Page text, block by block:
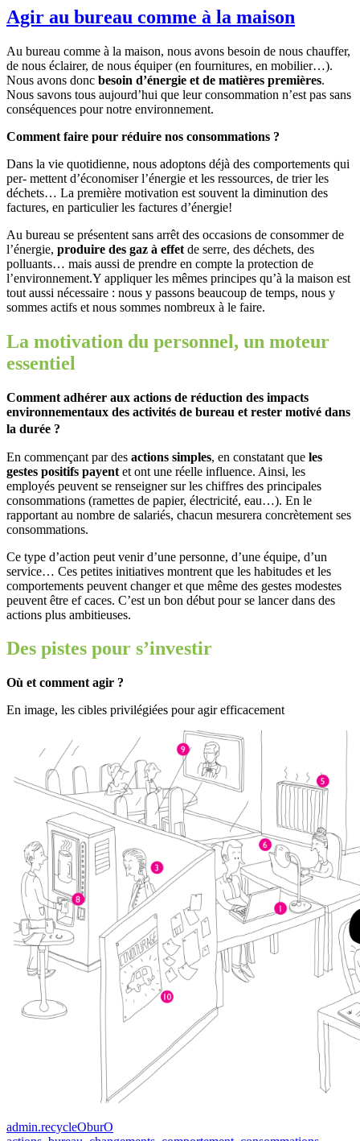
Agir au bureau comme à la maison
Au bureau comme à la maison, nous avons besoin de nous chauffer,
de nous éclairer, de nous équiper (en fournitures, en mobilier…).
Nous avons donc besoin d’énergie et de matières premières.
Nous savons tous aujourd’hui que leur consommation n’est pas sans
conséquences pour notre environnement.
Comment faire pour réduire nos consommations ?
Dans la vie quotidienne, nous adoptons déjà des comportements qui
per- mettent d’économiser l’énergie et les ressources, de trier les
déchets… La première motivation est souvent la diminution des
factures, en particulier les factures d’énergie!
Au bureau se présentent sans arrêt des occasions de consommer de
l’énergie, produire des gaz à effet de serre, des déchets, des
polluants… mais aussi de prendre en compte la protection de
l’environnement.Y appliquer les mêmes principes qu’à la maison est
tout aussi nécessaire : nous y passons beaucoup de temps, nous y
sommes actifs et nous sommes nombreux à le faire.
La motivation du personnel, un moteur
essentiel
Comment adhérer aux actions de réduction des impacts
environnementaux des activités de bureau et rester motivé dans
la durée ?
En commençant par des actions simples, en constatant que les
gestes positifs payent et ont une réelle influence. Ainsi, les
employés peuvent se renseigner sur les chiffres des principales
consommations (ramettes de papier, électricité, eau…). En le
rapportant au nombre de salariés, chacun mesurera concrètement ses
consommations.
Ce type d’action peut venir d’une personne, d’une équipe, d’un
service… Ces petites initiatives montrent que les habitudes et les
comportements peuvent changer et que même des gestes modestes
peuvent être ef caces. C’est un bon début pour se lancer dans des
actions plus ambitieuses.
Des pistes pour s’investir
Où et comment agir ?
En image, les cibles privilégiées pour agir efficacement
admin.recycleOburO